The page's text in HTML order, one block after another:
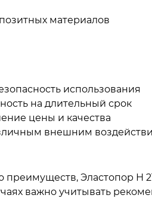
материалов
использования
на длительный срок
цены и качества
внешним
Эластопор Н
важно учитывать